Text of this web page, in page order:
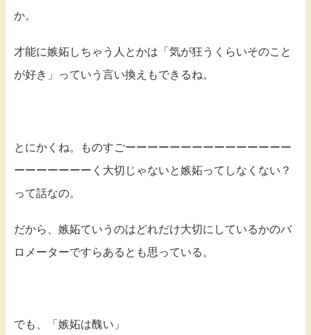
か。
才能に嫉妬しちゃう人とかは「気が狂うくらいそのこと
が好き」っていう言い換えもできるね。
とにかくね。ものすごーーーーーーーーーーーーーーー
ーーーーーーーく大切じゃないと嫉妬ってしなくない？
って話なの。
だから、嫉妬ていうのはどれだけ大切にしているかのバ
ロメーターですらあるとも思っている。
でも、「嫉妬は醜い」